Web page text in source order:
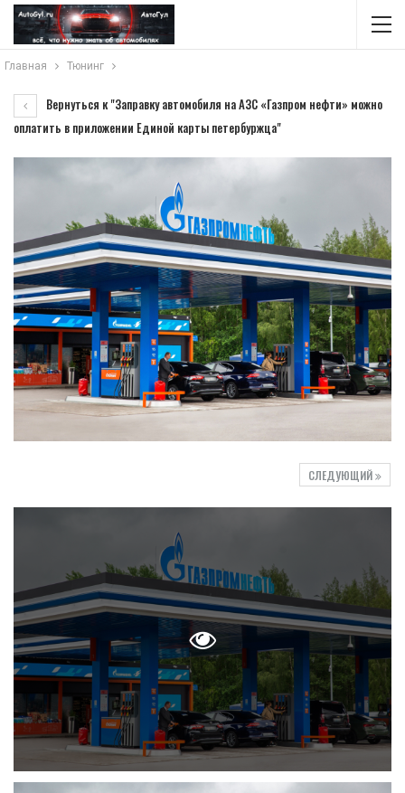
Главная Тюнинг
Вернуться к "Заправку автомобиля на АЗС «Газпром нефти» можно
оплатить в приложении Единой карты петербуржца"
СЛЕДУЮЩИЙ